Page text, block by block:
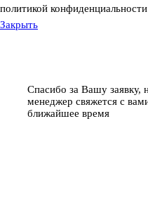
политикой конфиденциальности
Закрыть
Спасибо за Вашу заявку,
менеджер свяжется с
ближайшее время